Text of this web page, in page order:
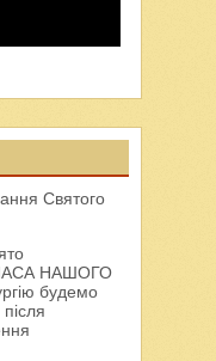
Святого
НАШОГО
будемо